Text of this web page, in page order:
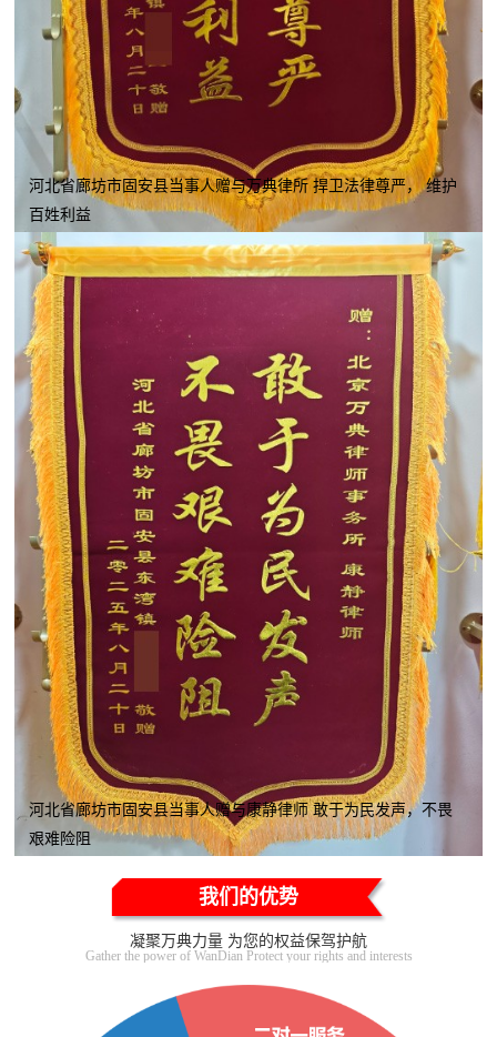
河北省廊坊市固安县当事人赠与万典律所 捍卫法律尊严， 维护
百姓利益
河北省廊坊市固安县当事人赠与康静律师 敢于为民发声，不畏
艰难险阻
我们的优势
凝聚万典力量 为您的权益保驾护航
Gather the power of WanDian Protect your rights and interests